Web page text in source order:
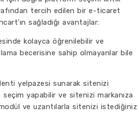
tercih edilen bir e-ticaret
sağladığı avantajlar:
kolayca öğrenilebilir ve
becerisine sahip olmayanlar bile
yelpazesi sunarak sitenizi
yapabilir ve sitenizi markanıza
ve uzantılarla sitenizi istediğiniz